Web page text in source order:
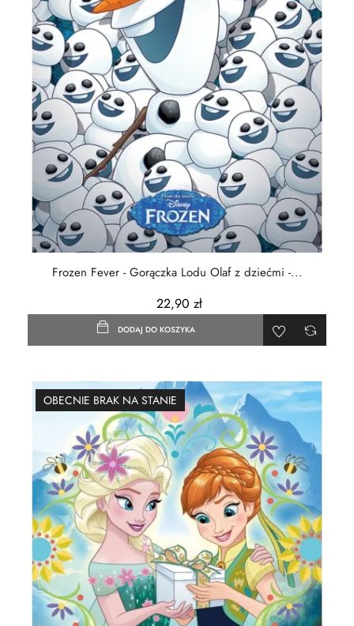
Frozen Fever - Gorączka Lodu Olaf z dziećmi -...
22,90 zł
DODAJ DO KOSZYKA
OBECNIE BRAK NA STANIE